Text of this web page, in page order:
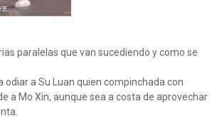
paralelas que van sucediendo y como se
a Su Luan quien compinchada con
a Mo Xin, aunque sea a costa de aprovechar